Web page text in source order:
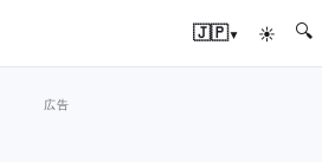
🇯🇵▾ ☀ 🔍